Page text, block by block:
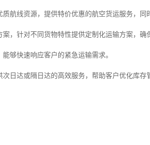
航线资源，提供特价优惠的航空货运服务，同
，针对不同货物特性提供定制化运输方案，确
够快速响应客户的紧急运输需求。
日达或隔日达的高效服务，帮助客户优化库存